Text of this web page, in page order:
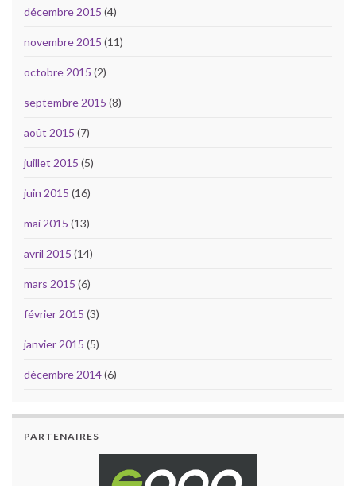
décembre 2015 (4)
novembre 2015 (11)
octobre 2015 (2)
septembre 2015 (8)
août 2015 (7)
juillet 2015 (5)
juin 2015 (16)
mai 2015 (13)
avril 2015 (14)
mars 2015 (6)
février 2015 (3)
janvier 2015 (5)
décembre 2014(6)
PARTENAIRES